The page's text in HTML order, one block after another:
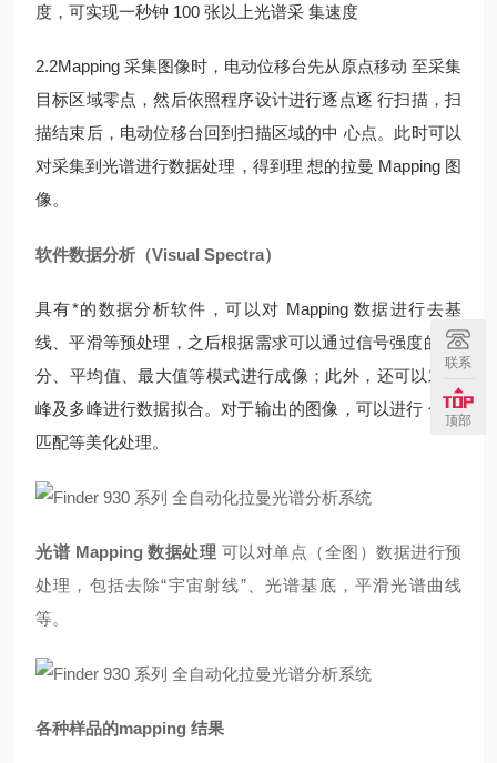
度，可实现一秒钟 100 张以上光谱采 集速度
2.2Mapping 采集图像时，电动位移台先从原点移动 至采集
目标区域零点，然后依照程序设计进行逐点逐 行扫描，扫
描结束后，电动位移台回到扫描区域的中 心点。此时可以
对采集到光谱进行数据处理，得到理 想的拉曼 Mapping 图
像。
软件数据分析（Visual Spectra）
具有*的数据分析软件，可以对 Mapping 数据进行去基
线、平滑等预处理，之后根据需求可以通过信号强度的 积
分、平均值、最大值等模式进行成像；此外，还可以对单
峰及多峰进行数据拟合。对于输出的图像，可以进行 色表
匹配等美化处理。
光谱 Mapping 数据处理 可以对单点（全图）数据进行预
处理，包括去除“宇宙射线”、光谱基底，平滑光谱曲线
等。
各种样品的mapping 结果
联系
顶部